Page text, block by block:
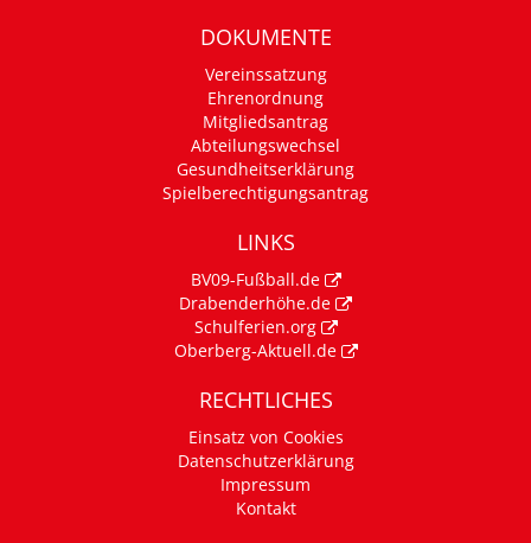
DOKUMENTE
Vereinssatzung
Ehrenordnung
Mitgliedsantrag
Abteilungswechsel
Gesundheitserklärung
Spielberechtigungsantrag
LINKS
BV09-Fußball.de
Drabenderhöhe.de
Schulferien.org
Oberberg-Aktuell.de
RECHTLICHES
Einsatz von Cookies
Datenschutzerklärung
Impressum
Kontakt